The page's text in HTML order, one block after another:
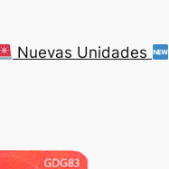
Nuevas Unidades